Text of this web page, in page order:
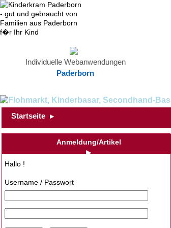
Individuelle Webanwendungen
Paderborn
Startseite ▶
Anmeldung/Artikel
▶
Hallo !
Username / Passwort